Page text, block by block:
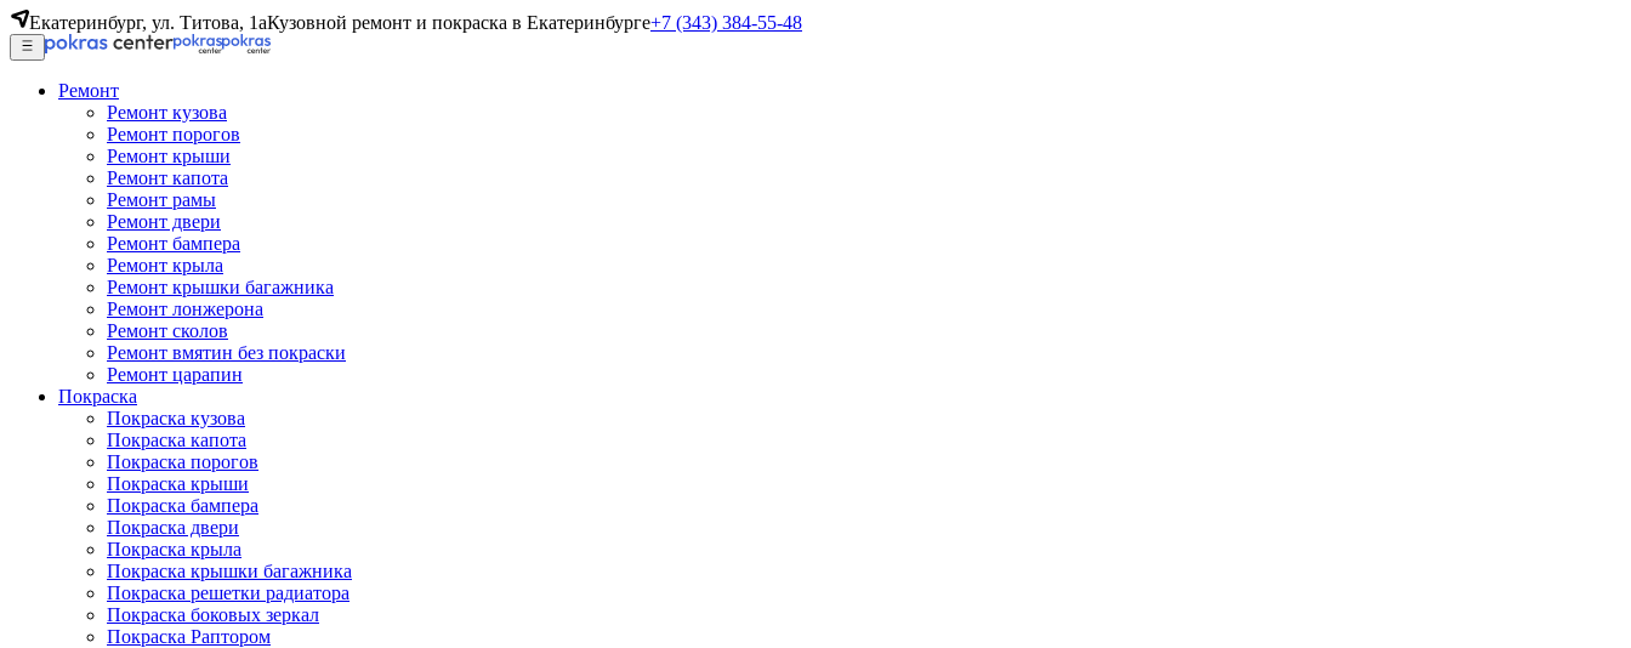
Екатеринбург, ул. Титова, 1аКузовной ремонт и покраска в Екатеринбурге+7 (343) 384-55-48
Ремонт
Ремонт кузова
Ремонт порогов
Ремонт крыши
Ремонт капота
Ремонт рамы
Ремонт двери
Ремонт бампера
Ремонт крыла
Ремонт крышки багажника
Ремонт лонжерона
Ремонт сколов
Ремонт вмятин без покраски
Ремонт царапин
Покраска
Покраска кузова
Покраска капота
Покраска порогов
Покраска крыши
Покраска бампера
Покраска двери
Покраска крыла
Покраска крышки багажника
Покраска решетки радиатора
Покраска боковых зеркал
Покраска Раптором